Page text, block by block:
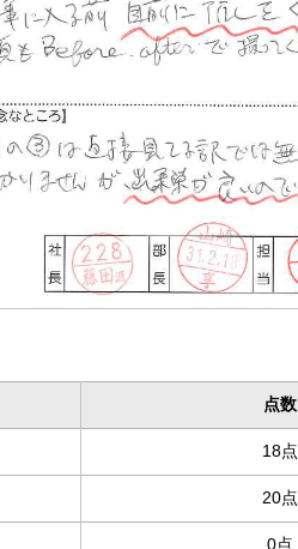
点数
18点
20点
0点